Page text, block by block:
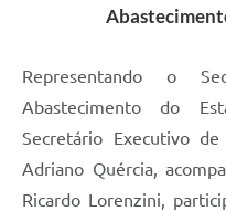
Representando o
Abastecimento do
Secretário Executivo
Adriano Quércia,
Ricardo Lorenzini,